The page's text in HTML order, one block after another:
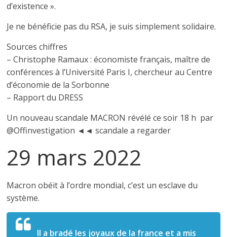
d’existence ».
Je ne bénéficie pas du RSA, je suis simplement solidaire.
Sources chiffres
– Christophe Ramaux : économiste français, maître de
conférences à l’Université Paris I, chercheur au Centre
d’économie de la Sorbonne
– Rapport du DRESS
Un nouveau scandale MACRON révélé ce soir 18 h par
@Offinvestigation ◄◄ scandale a regarder
29 mars 2022
Macron obéit à l’ordre mondial, c’est un esclave du
système.
Il a bradé les joyaux de la france et a mis